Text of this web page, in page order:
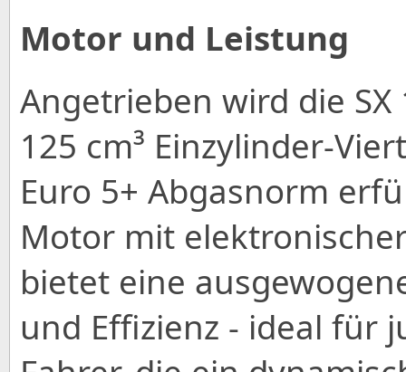
Motor und Leistung
Angetrieben wird die
125 cm³ Einzylinder-
Euro 5+ Abgasnorm
Motor mit
bietet eine
und Effizienz - ideal für